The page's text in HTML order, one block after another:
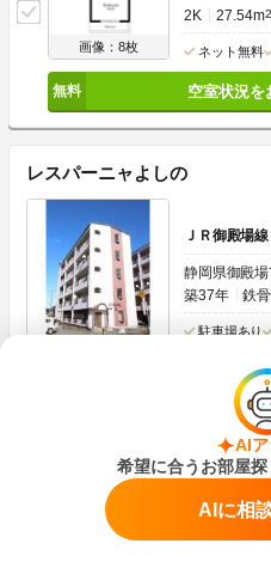
画像：8枚
2K 27.54m2
ネット無料
空室状況を
レスパーニャよしの
ＪＲ御殿場
静岡県御殿
築37年
鉄
駐車場あり
チェックを入れてまとめてお問い
敷金なし
3.8 万円 管
AIア
希望に合うお部屋
AIに相